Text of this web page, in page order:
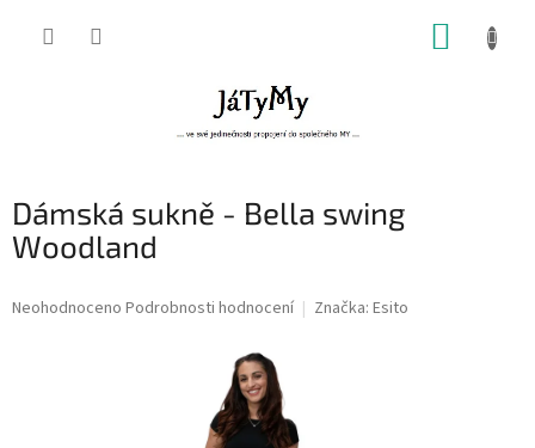
Dámská sukně - Bella swing
Woodland
Průměrné
Neohodnoceno Podrobnosti hodnocení Značka: Esito